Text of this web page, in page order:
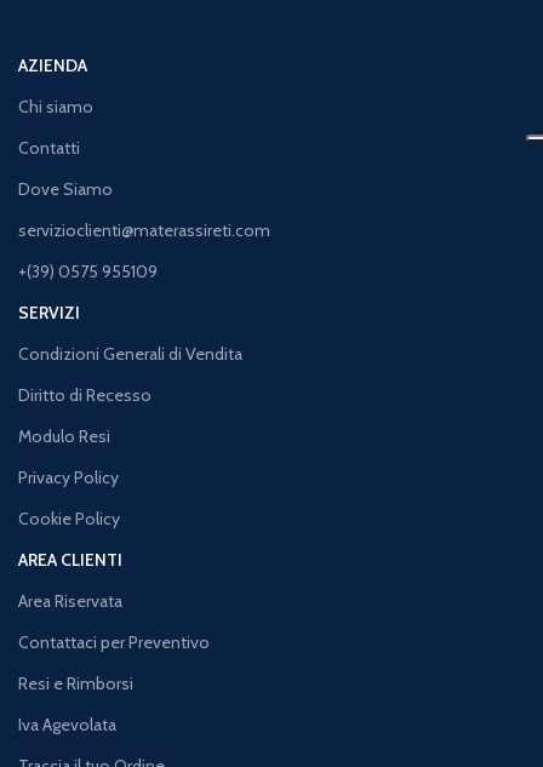
AZIENDA
Chi siamo
Contatti
Dove Siamo
servizioclienti@materassireti.com
+(39) 0575 955109
SERVIZI
Condizioni Generali di Vendita
Diritto di Recesso
Modulo Resi
Privacy Policy
Cookie Policy
AREA CLIENTI
Area Riservata
Contattaci per Preventivo
Resi e Rimborsi
Iva Agevolata